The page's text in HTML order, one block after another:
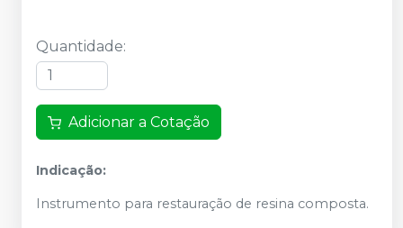
Quantidade:
Adicionar a Cotação
Indicação:
Instrumento para restauração de resina composta.